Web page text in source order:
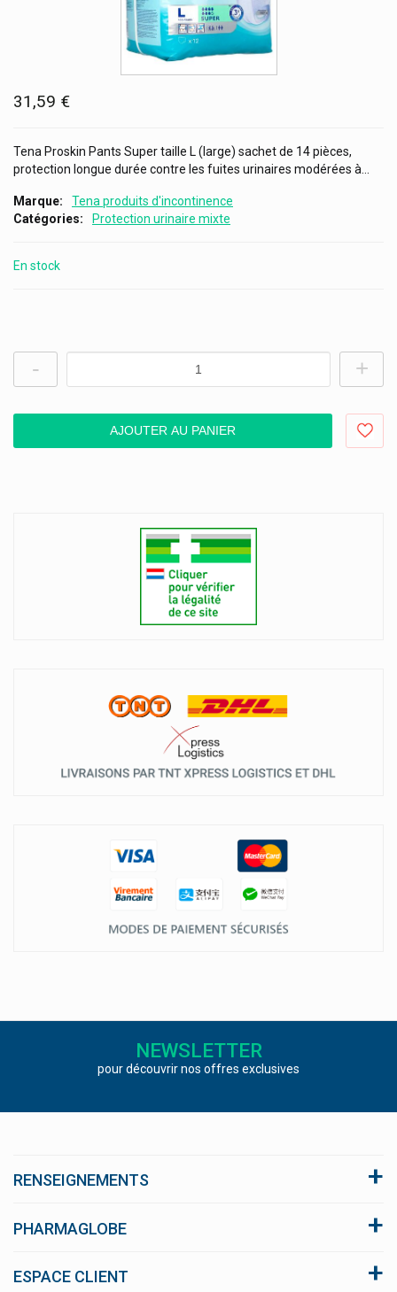
31,59 €
Tena Proskin Pants Super taille L (large) sachet de 14 pièces,
protection longue durée contre les fuites urinaires modérées à...
Marque
Tena produits d'incontinence
Catégories
Protection urinaire mixte
En stock
- +
AJOUTER AU PANIER
NEWSLETTER
pour découvrir nos offres exclusives
RENSEIGNEMENTS
Nous respectons votre vie privée
PHARMAGLOBE
ESPACE CLIENT